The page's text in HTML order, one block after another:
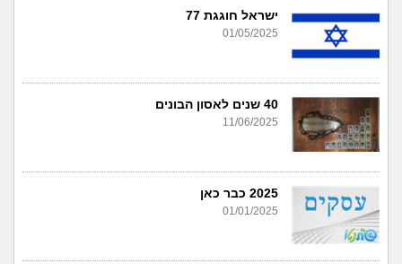
ישראל חוגגת 77
01/05/2025
40 שנים לאסון הבונים
11/06/2025
2025 כבר כאן
01/01/2025